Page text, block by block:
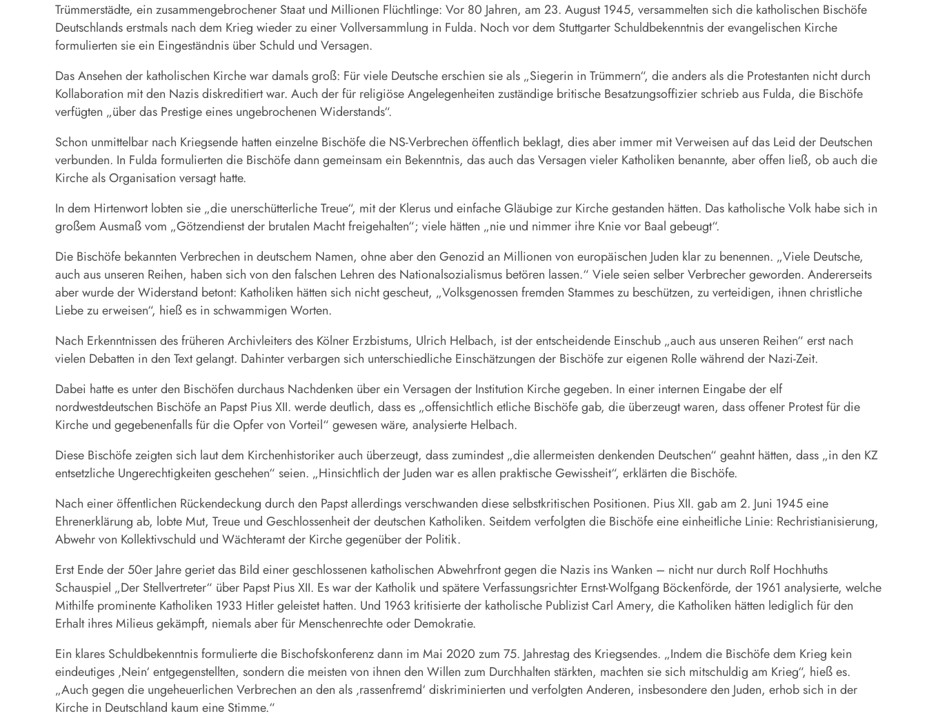
Trümmerstädte, ein zusammengebrochener Staat und Millionen Flüchtlinge: Vor 80 Jahren, am 23. August 1945, versammelten sich die katholischen Bischöfe
Deutschlands erstmals nach dem Krieg wieder zu einer Vollversammlung in Fulda. Noch vor dem Stuttgarter Schuldbekenntnisder evangelischen Kirche
formulierten sie ein Eingeständnis über Schuld und Versagen.
Das Ansehen der katholischen Kirche war damals groß: Für viele Deutsche erschien sie als „Siegerin in Trümmern“, die anders als die Protestanten nicht durch
Kollaboration mit den Nazis diskreditiert war. Auch der für religiöse Angelegenheiten zuständige britische Besatzungsoffizier schrieb aus Fulda, die Bischöfe
verfügten „über das Prestige eines ungebrochenen Widerstands“.
Schon unmittelbar nach Kriegsende hatten einzelne Bischöfe die NS-Verbrechen öffentlich beklagt, dies aber immer mit Verweisen auf das Leid der Deutschen
verbunden. In Fulda formulierten die Bischöfe dann gemeinsam ein Bekenntnis, das auch das Versagen vieler Katholiken benannte, aber offen ließ, ob auch die
Kirche als Organisation versagt hatte.
In dem Hirtenwort lobten sie „die unerschütterliche Treue“, mit der Klerus und einfache Gläubige zur Kirche gestanden hätten. Das katholische Volk habe sich in
großem Ausmaß vom „Götzendienst der brutalen Macht freigehalten“; viele hätten „nie und nimmer ihre Knie vor Baal gebeugt“.
Die Bischöfe bekannten Verbrechen in deutschem Namen, ohne aber den Genozid an Millionen von europäischen Juden klar zu benennen. „Viele Deutsche,
auch aus unseren Reihen, haben sich von den falschen Lehren des Nationalsozialismus betören lassen.“ Viele seien selber Verbrecher geworden. Andererseits
aber wurde der Widerstand betont: Katholiken hätten sich nicht gescheut, „Volksgenossen fremden Stammes zu beschützen, zu verteidigen, ihnen christliche
Liebe zu erweisen“, hieß es in schwammigen Worten.
Nach Erkenntnissen des früheren Archivleiters des Kölner Erzbistums, Ulrich Helbach, ist der entscheidende Einschub „auch aus unseren Reihen“ erst nach
vielen Debatten in den Text gelangt. Dahinter verbargen sich unterschiedliche Einschätzungen der Bischöfe zur eigenen Rolle während der Nazi-Zeit.
Dabei hatte es unter den Bischöfen durchaus Nachdenken über ein Versagen der Institution Kirche gegeben. In einer internen Eingabe der elf
nordwestdeutschen Bischöfe an Papst Pius XII. werde deutlich, dass es „offensichtlich etliche Bischöfe gab, die überzeugt waren, dass offener Protest für die
Kirche und gegebenenfalls für die Opfer von Vorteil“ gewesen wäre, analysierte Helbach.
Diese Bischöfe zeigten sich laut dem Kirchenhistoriker auch überzeugt, dass zumindest „die allermeisten denkenden Deutschen“ geahnt hätten, dass „in den KZ
entsetzliche Ungerechtigkeiten geschehen“ seien. „Hinsichtlich der Juden war es allen praktische Gewissheit“, erklärten die Bischöfe.
Nach einer öffentlichen Rückendeckung durch den Papst allerdings verschwanden diese selbstkritischen Positionen. Pius XII. gab am 2. Juni 1945 eine
Ehrenerklärung ab, lobte Mut, Treue und Geschlossenheit der deutschen Katholiken. Seitdem verfolgten die Bischöfe eine einheitliche Linie: Rechristianisierung,
Abwehr von Kollektivschuld und Wächteramt der Kirche gegenüber der Politik.
Erst Ende der 50er Jahre geriet das Bild einer geschlossenen katholischen Abwehrfront gegen die Nazis ins Wanken – nicht nur durch Rolf Hochhuths
Schauspiel „Der Stellvertreter“ über Papst Pius XII. Es war der Katholik und spätere Verfassungsrichter Ernst-Wolfgang Böckenförde, der 1961 analysierte, welche
Mithilfe prominente Katholiken 1933 Hitler geleistet hatten. Und 1963 kritisierte der katholische Publizist Carl Amery, die Katholiken hätten lediglich für den
Erhalt ihres Milieus gekämpft, niemals aber für Menschenrechte oder Demokratie.
Ein klares Schuldbekenntnisformulierte die Bischofskonferenz dann im Mai 2020 zum 75. Jahrestag des Kriegsendes. „Indem die Bischöfe dem Krieg kein
eindeutiges ‚Nein‘ entgegenstellten, sondern die meisten von ihnen den Willen zum Durchhalten stärkten, machten sie sich mitschuldig am Krieg“, hieß es.
„Auch gegen die ungeheuerlichen Verbrechen an den als ‚rassenfremd‘ diskriminierten und verfolgten Anderen, insbesondere den Juden, erhob sich in der
Kirche in Deutschland kaum eine Stimme.“